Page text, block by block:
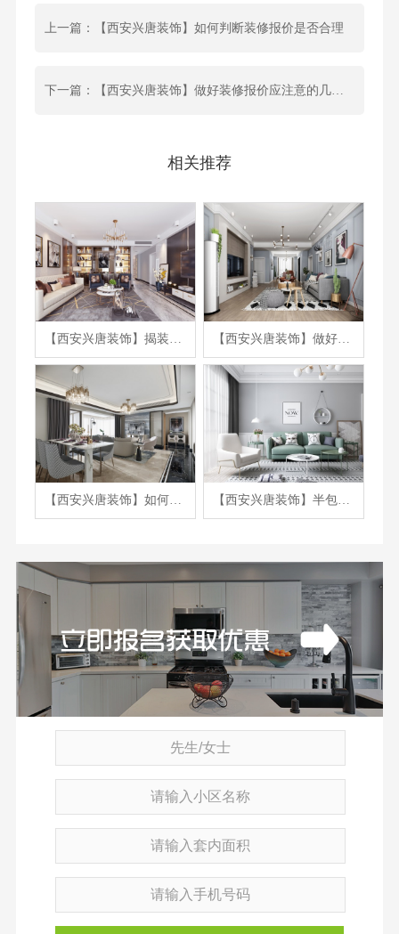
上一篇：【西安兴唐装饰】如何判断装修报价是否合理
下一篇：【西安兴唐装饰】做好装修报价应注意的几个方面
相关推荐
【西安兴唐装饰】做好装修报价应注意的几个方面
【西安兴唐装饰】如何判断装修报价是否合理 【西安兴唐装饰】半包装修合同注意事项有哪些？